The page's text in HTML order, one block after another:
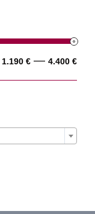
1.190 € — 4.400 €